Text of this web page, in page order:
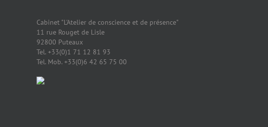
Cabinet "L'Atelier de conscience et de présence"
11 rue Rouget de Lisle
92800 Puteaux
Tel. +33(0)1 71 12 81 93
Tel. Mob. +33(0)6 42 65 75 00